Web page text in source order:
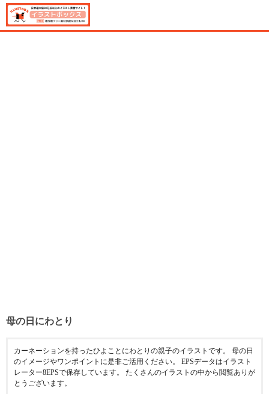
母の日にわとり
カーネーションを持ったひよことにわとりの親子のイラストです。 母の日
のイメージやワンポイントに是非ご活用ください。 EPSデータはイラスト
レーター8EPSで保存しています。 たくさんのイラストの中から閲覧ありが
とうございます。